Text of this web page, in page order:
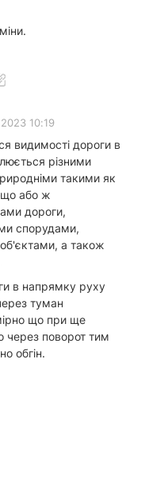
10:19
видимості дороги в
різними
такими як
або ж
дороги,
спорудами,
а також
в напрямку руху
туман
що при ще
через поворот тим
обгін.